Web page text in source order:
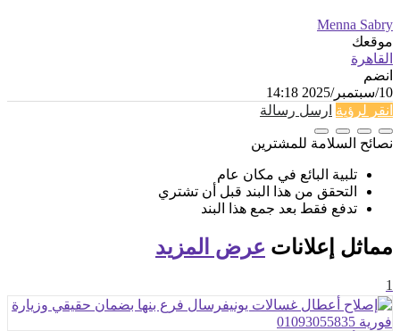
Menna Sabry
موقعك
القاهرة
انضم
10/سبتمبر/2025 14:18
انقر لرؤية ارسل رسالة
نصائح السلامة للمشترين
تلبية البائع في مكان عام
التحقق من هذا البند قبل أن تشتري
تدفع فقط بعد جمع هذا البند
مماثل إعلانات عرض المزيد
1